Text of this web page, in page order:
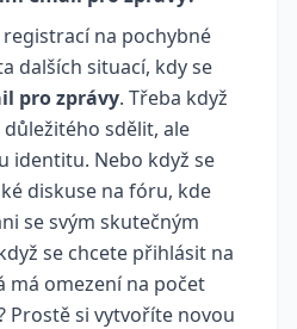
na pochybné
dalších situací, kdy se
pro zprávy. Třeba když
sdělit, ale
identitu. Nebo když se
diskuse na fóru, kde
se svým skutečným
se chcete přihlásit na
má omezení na počet
Prostě si vytvoříte novou